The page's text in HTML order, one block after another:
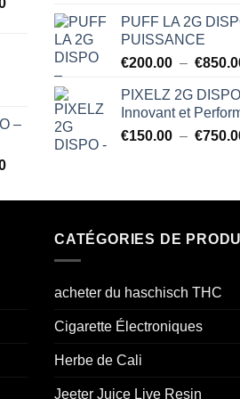
€750.00
€150.00
€750.00
–
Plage
prix :
€850.00
PUFF LA 2G
PUISSANCE
€200.00 – €
PIXELZ 2G
Innovant et
€150.00 – €
CATÉGORIES DE
acheter du haschisch THC
Cigarette Électroniques
Herbe de Cali
Jeeter Juice Live Resin